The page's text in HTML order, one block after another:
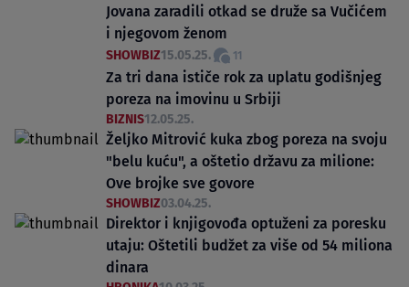
Jovana zaradili otkad se druže sa Vučićem
i njegovom ženom
SHOWBIZ15.05.25. 11
Za tri dana ističe rok za uplatu godišnjeg
poreza na imovinu u Srbiji
BIZNIS12.05.25.
Željko Mitrović kuka zbog poreza na svoju
"belu kuću", a oštetio državu za milione:
Ove brojke sve govore
SHOWBIZ03.04.25.
Direktor i knjigovođa optuženi za poresku
utaju: Oštetili budžet za više od 54 miliona
dinara